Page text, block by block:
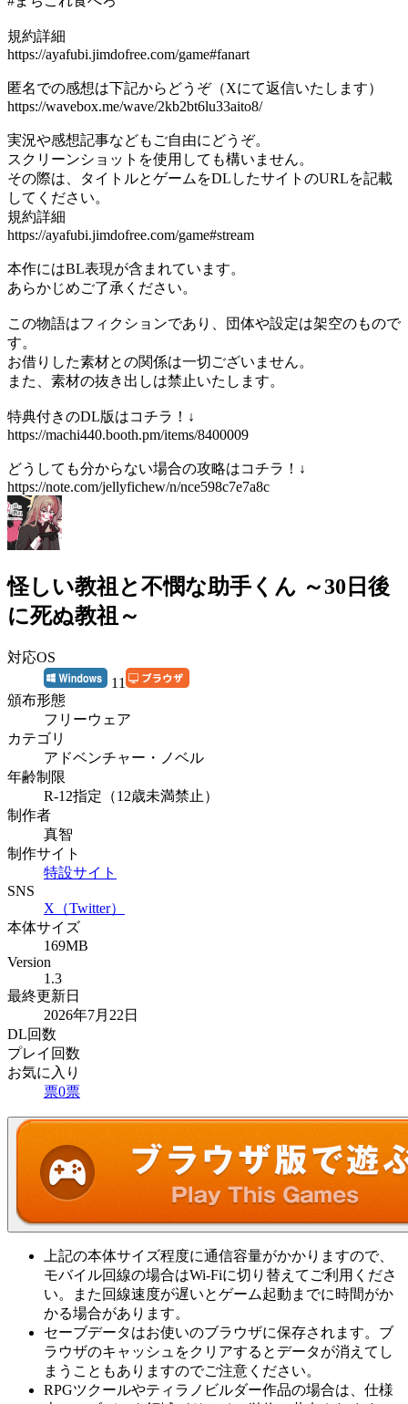
規約詳細
https://ayafubi.jimdofree.com/game#fanart
匿名での感想は下記からどうぞ（Xにて返信いたします）
https://wavebox.me/wave/2kb2bt6lu33aito8/
実況や感想記事などもご自由にどうぞ。
スクリーンショットを使用しても構いません。
その際は、タイトルとゲームをDLしたサイトのURLを記載
してください。
規約詳細
https://ayafubi.jimdofree.com/game#stream
本作にはBL表現が含まれています。
あらかじめご了承ください。
この物語はフィクションであり、団体や設定は架空のもので
す。
お借りした素材との関係は一切ございません。
また、素材の抜き出しは禁止いたします。
特典付きのDL版はコチラ！↓
https://machi440.booth.pm/items/8400009
どうしても分からない場合の攻略はコチラ！↓
https://note.com/jellyfichew/n/nce598c7e7a8c
怪しい教祖と不憫な助手くん ～30日後
に死ぬ教祖～
対応OS
11
頒布形態
フリーウェア
カテゴリ
アドベンチャー・ノベル
年齢制限
R-12指定（12歳未満禁止）
制作者
真智
制作サイト
特設サイト
SNS
X（Twitter）
本体サイズ
169MB
Version
1.3
最終更新日
2026年7月22日
DL回数
プレイ回数
お気に入り
票0票
上記の本体サイズ程度に通信容量がかかりますので、
モバイル回線の場合はWi-Fiに切り替えてご利用くださ
い。また回線速度が遅いとゲーム起動までに時間がか
かる場合があります。
セーブデータはお使いのブラウザに保存されます。ブ
ラウザのキャッシュをクリアするとデータが消えてし
まうこともありますのでご注意ください。
RPGツクールやティラノビルダー作品の場合は、仕様